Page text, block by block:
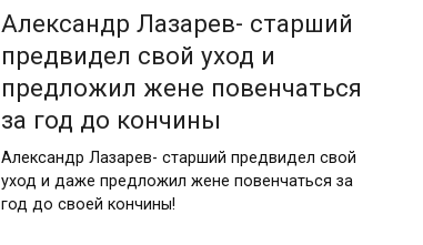
Александр Лазарев- старший
предвидел свой уход и
предложил жене повенчаться
за год до кончины
Александр Лазарев- старший предвидел свой
уход и даже предложил жене повенчаться за
год до своей кончины!